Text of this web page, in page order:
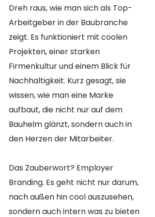
Dreh raus, wie man sich als Top-
Arbeitgeber in der Baubranche
zeigt. Es funktioniert mit coolen
Projekten, einer starken
Firmenkultur und einem Blick für
Nachhaltigkeit. Kurz gesagt, sie
wissen, wie man eine Marke
aufbaut, die nicht nur auf dem
Bauhelm glänzt, sondern auch in
den Herzen der Mitarbeiter.
Das Zauberwort? Employer
Branding. Es geht nicht nur darum,
nach außen hin cool auszusehen,
sondern auch intern was zu bieten